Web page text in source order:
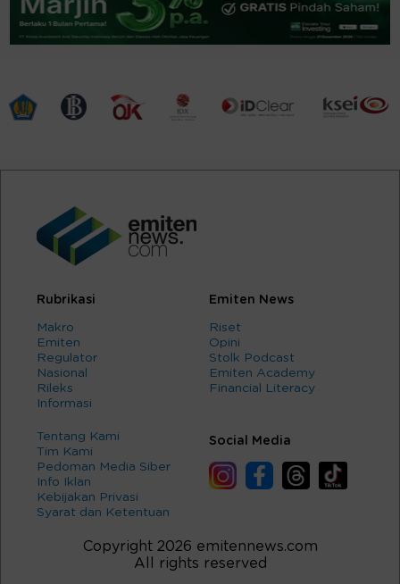
Rubrikasi
Makro
Emiten
Regulator
Nasional
Rileks
Informasi
Emiten News
Riset
Opini
Stolk Podcast
Emiten Academy
Financial Literacy
Tentang Kami
Tim Kami
Pedoman Media Siber
Info Iklan
Kebijakan Privasi
Syarat dan Ketentuan
Social Media
Copyright 2026 emitennews.com
All rights reserved